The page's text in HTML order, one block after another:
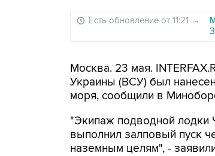
Есть обновление от 11:21 →
Москва. 23 мая.
Украины (ВСУ) был
моря, сообщили в
"Экипаж подводной лодки
выполнил залповый пуск
наземным целям", -